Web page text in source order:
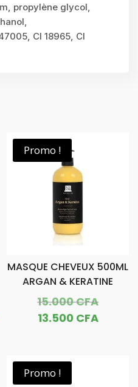
propylène glycol,
CI 18965, CI
est :
11.500 CFA.
Promo !
MASQUE CHEVEUX 500ML
ARGAN & KERATINE
15.000CFALe
13.500 CFALe
Promo !